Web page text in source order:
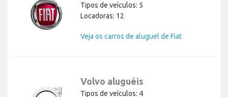
Tipos de veículos: 5
Locadoras: 12
Veja os carros de aluguel de Fiat
Volvo aluguéis
Tipos de veículos: 4